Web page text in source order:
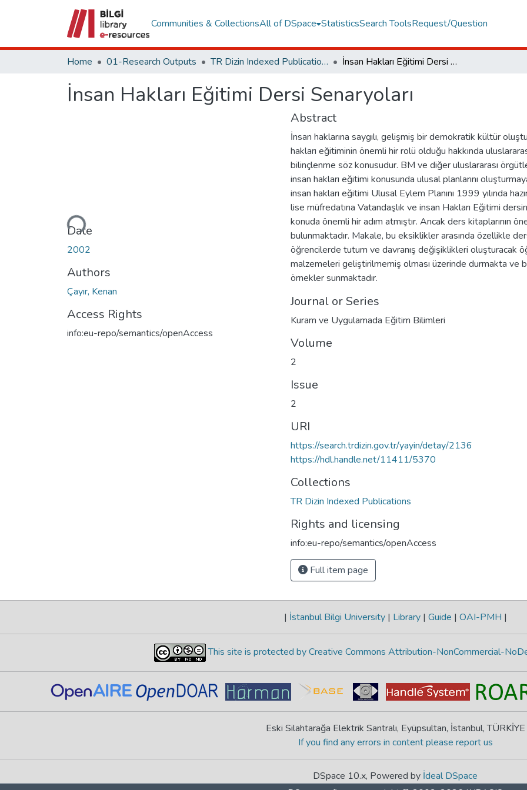
Communities & CollectionsAll of DSpace StatisticsSearch ToolsRequest/Question
Home 01-Research Outputs TR Dizin Indexed Publications İnsan Hakları Eğitimi Dersi Senaryoları
İnsan Hakları Eğitimi Dersi Senaryoları
Loading...
Date
2002
Authors
Çayır, Kenan
Access Rights
info:eu-repo/semantics/openAccess
Abstract
İnsan haklarına saygılı, gelişmiş bir demokratik kültür
hakları eğitiminin önemli hir rolü olduğu hakkında
bilinçlenme söz konusudur. BM ve diğer uluslararası
insan hakları eğitimi konusunda ulusal planlarını
insan hakları eğitimi Ulusal Eylem Planını 1999 yılında
lise müfredatına Vatandaşlık ve insan Hakları Eğitimi
konuda önemli hir adım atmıştır. Ancak ders kitaplarının
bulunmaktadır. Makale, bu eksiklikler arasında özellikle
öğrencilerde tutum ve davranış değişiklikleri oluşturacak
malzemeleri geliştirilmemiş olması üzerinde durmakta ve
örnekler sunmaktadır.
Journal or Series
Kuram ve Uygulamada Eğitim Bilimleri
Volume
2
Issue
2
URI
https://search.trdizin.gov.tr/yayin/detay/2136
https://hdl.handle.net/11411/5370
Collections
TR Dizin Indexed Publications
Rights and licensing
info:eu-repo/semantics/openAccess
Full item page
| İstanbul Bilgi University | Library | Guide | OAI-PMH |
This site is protected by Creative Commons Attribution-NonCommercial-
Eski Silahtarağa Elektrik Santralı, Eyüpsultan, İstanbul, TÜRKİYE
If you find any errors in content please report us
DSpace 10.x, Powered by İdeal DSpace